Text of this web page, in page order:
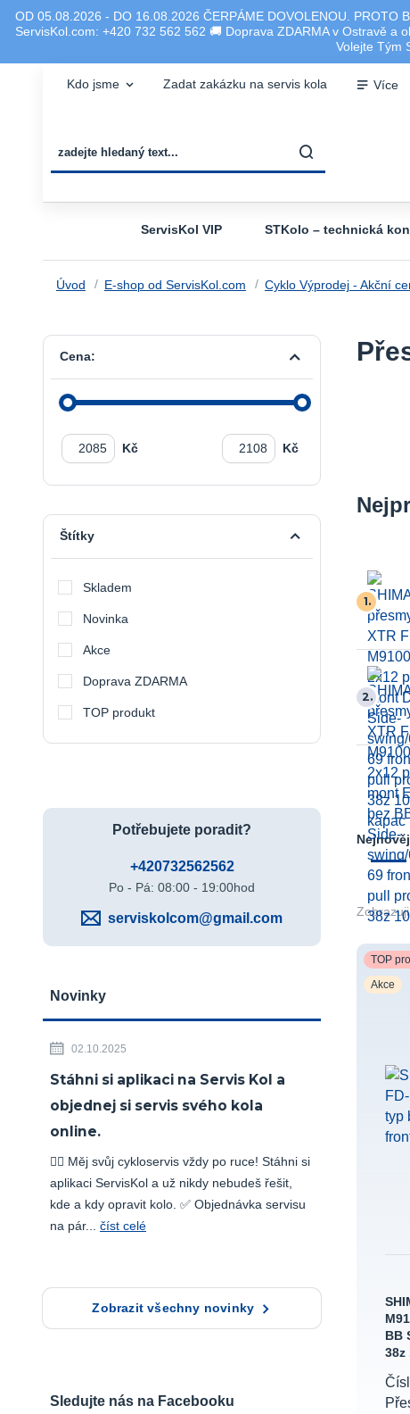
OD 05.08.2026 - DO 16.08.2026 ČERPÁME DOVOLENOU. PROTO
ServisKol.com: +420 732 562 562 🚚 Doprava ZDARMA v Ostravě
Volejte Tým
Kdo jsme Zadat zakázku na servis kola Více
ServisKol VIP STKolo – technická
Úvod E-shop od ServisKol.com Cyklo Výprodej - Akční
1.
2.
TOP
Akce
BB
38z
Cena:
Kč Kč
Štítky
Skladem
Novinka
Akce
Doprava ZDARMA
TOP produkt
Potřebujete poradit?
+420732562562
Po - Pá: 08:00 - 19:00hod
serviskolcom@gmail.com
Novinky
02.10.2025
Stáhni si aplikaci na Servis Kol a
objednej si servis svého kola
online.
🚴‍♂️ Měj svůj cykloservis vždy po ruce! Stáhni si
aplikaci ServisKol a už nikdy nebudeš řešit,
kde a kdy opravit kolo. ✅ Objednávka servisu
na pár... číst celé
Zobrazit všechny novinky
Sledujte nás na Facebooku